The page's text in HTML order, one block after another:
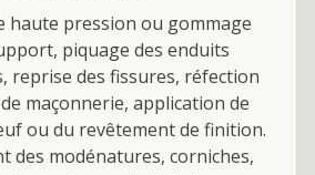
haute pression ou gommage
piquage des enduits
reprise des fissures, réfection
maçonnerie, application de
ou du revêtement de finition.
des modénatures, corniches,